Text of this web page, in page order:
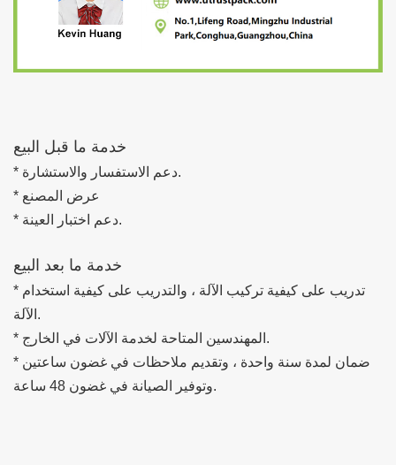
خدمة ما قبل البيع
* دعم الاستفسار والاستشارة.
* عرض المصنع
* دعم اختبار العينة.
خدمة ما بعد البيع
* تدريب على كيفية تركيب الآلة ، والتدريب على كيفية استخدام
الآلة.
* المهندسين المتاحة لخدمة الآلات في الخارج.
* ضمان لمدة سنة واحدة ، وتقديم ملاحظات في غضون ساعتين
وتوفير الصيانة في غضون 48 ساعة.